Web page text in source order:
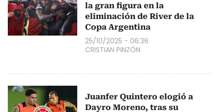
la gran figura en la
eliminación de River de la
Copa Argentina
25/10/2025 - 06:36
CRISTIAN PINZÓN
Juanfer Quintero elogió a
Dayro Moreno, tras su